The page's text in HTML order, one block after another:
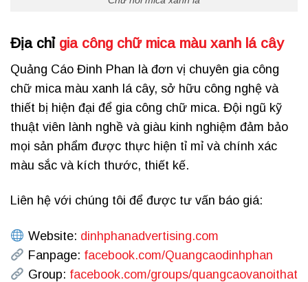
Địa chỉ gia công chữ mica màu xanh lá cây
Quảng Cáo Đinh Phan là đơn vị chuyên gia công
chữ mica màu xanh lá cây, sở hữu công nghệ và
thiết bị hiện đại để gia công chữ mica. Đội ngũ kỹ
thuật viên lành nghề và giàu kinh nghiệm đảm bảo
mọi sản phẩm được thực hiện tỉ mỉ và chính xác
màu sắc và kích thước, thiết kế.
Liên hệ với chúng tôi để được tư vấn báo giá:
Website: dinhphanadvertising.com
Fanpage: facebook.com/Quangcaodinhphan
Group: facebook.com/groups/quangcaovanoithat